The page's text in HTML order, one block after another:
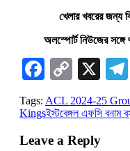
খেলার খবরের জন্য
অলস্পোর্ট নিউজের
Facebook
Copy
Link
X
Tags: ACL 2024-25
Kingsইস্টবেঙ্গল এফসি বনাম
Leave a Reply